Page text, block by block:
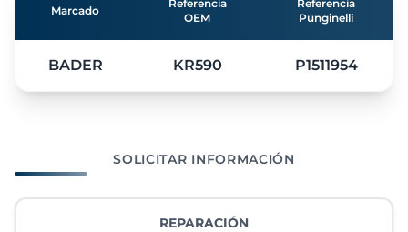
Marcado
Referencia
OEM
Referencia
Punginelli
BADER KR590 P1511954
SOLICITAR INFORMACIÓN
REPARACIÓN